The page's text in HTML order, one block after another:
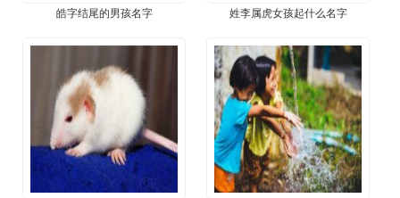
​皓字结尾的男孩名字 ​姓李属虎女孩起什么名字